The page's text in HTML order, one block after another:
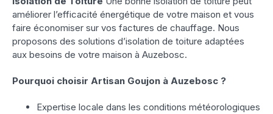
améliorer l’efficacité énergétique de votre maison et vous
faire économiser sur vos factures de chauffage. Nous
proposons des solutions d’isolation de toiture adaptées
aux besoins de votre maison à Auzebosc.
Pourquoi choisir Artisan Goujon à Auzebosc ?
Expertise locale dans les conditions météorologiques